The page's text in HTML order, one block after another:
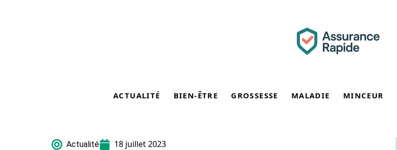
ACTUALITÉ BIEN-ÊTRE GROSSESSE MALADIE MINCEUR
Actualité 18 juillet 2023